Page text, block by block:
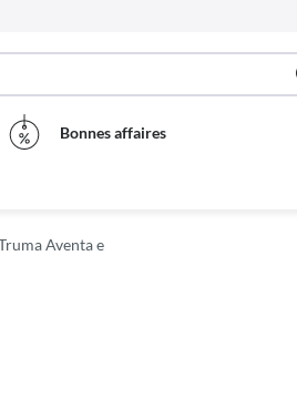
Bonnes affaires
Aventa e